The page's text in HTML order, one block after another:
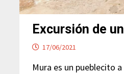
Excursión de
17/06/2021
Mura es un pueblecito